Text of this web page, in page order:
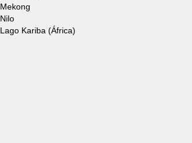
Mekong
Nilo
Lago Kariba (África)